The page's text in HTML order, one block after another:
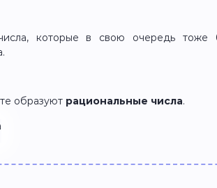
которые в свою очередь тоже
образуют рациональные числа.